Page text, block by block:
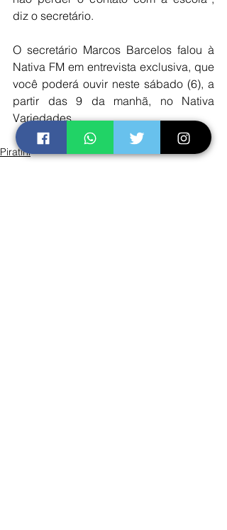
diz o secretário.
O secretário Marcos Barcelos falou à
Nativa FM em entrevista exclusiva, que
você poderá ouvir neste sábado (6), a
partir das 9 da manhã, no Nativa
Variedades.
Piratini